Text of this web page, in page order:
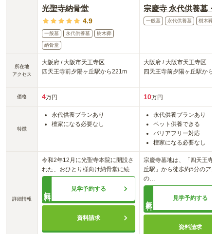
所在地
アクセス
価格
特徴
詳細情報
光聖寺納骨堂
4.9
一般墓 永代供養墓 樹木葬
納骨堂
大阪府 / 大阪市天王寺区
四天王寺前夕陽ヶ丘駅から221m
4万円
永代供養プランあり
檀家になる必要なし
令和2年12月に光聖寺本院に開設さ
れた、おひとり様向け納骨堂に続
見学予約する
資料請求
一般墓 永代供養墓 樹木葬
大阪府 / 大阪市天王寺区
四天王寺前夕陽ヶ丘駅から
10万円
永代供養プランあり
ペット供養できる
バリアフリー対応
檀家になる必要なし
宗慶寺墓地は、「四天王寺
丘駅」から徒歩約5分のア
の
見学予約する
資料請求